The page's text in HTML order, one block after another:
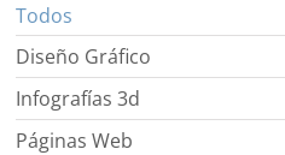
Todos
Diseño Gráfico
Infografías 3d
Páginas Web